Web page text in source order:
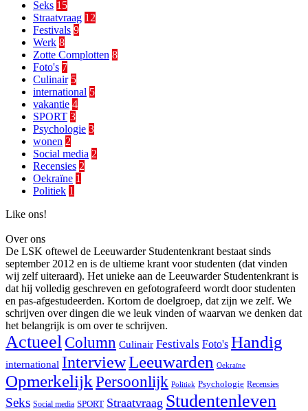
Seks 15
Straatvraag 12
Festivals 9
Werk 8
Zotte Complotten 8
Foto's 7
Culinair 5
international 5
vakantie 4
SPORT 3
Psychologie 3
wonen 2
Social media 2
Recensies 2
Oekraïne 1
Politiek 1
Like ons!
Over ons
De LSK oftewel de Leeuwarder Studentenkrant bestaat sinds
september 2012 en is de ultieme krant voor studenten (dat vinden
wij zelf uiteraard). Het unieke aan de Leeuwarder Studentenkrant is
dat hij volledig geschreven en gefotografeerd wordt door studenten
en pas-afgestudeerden. Kortom de doelgroep, dat zijn we zelf. We
schrijven over dingen die we leuk vinden of waarvan we denken dat
het belangrijk is om over te schrijven.
Actueel Column Culinair Festivals Foto's Handig
international InterviewLeeuwarden Oekraïne
OpmerkelijkPersoonlijk Politiek Psychologie Recensies
Seks Social media SPORT Straatvraag Studentenleven